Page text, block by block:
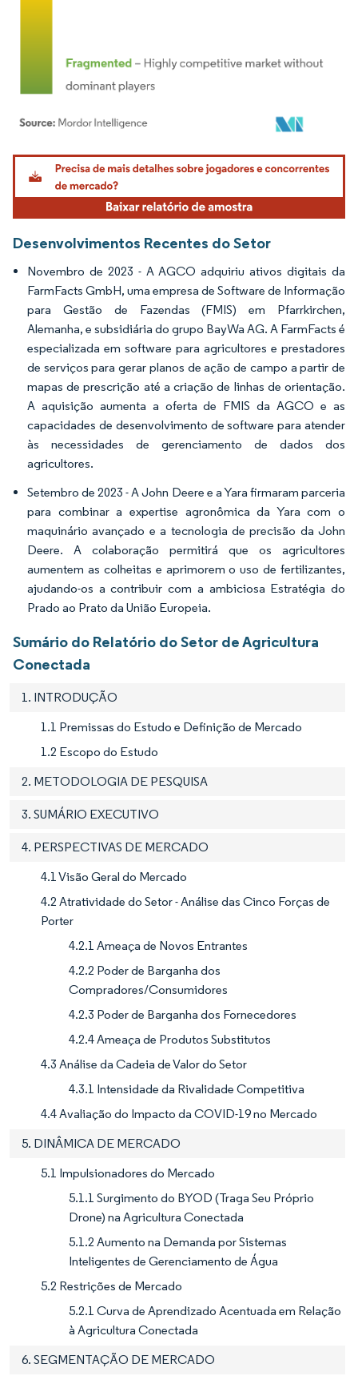
Imagem © Mordor Intelligence. O reuso requer atribuição conforme CC BY 4.0.
Desenvolvimentos Recentes do Setor
Novembro de 2023 - A AGCO adquiriu ativos digitais da
FarmFacts GmbH, uma empresa de Software de Informação
para Gestão de Fazendas (FMIS) em Pfarrkirchen,
Alemanha, e subsidiária do grupo BayWa AG. A FarmFacts é
especializada em software para agricultores e prestadores
de serviços para gerar planos de ação de campo a partir de
mapas de prescrição até a criação de linhas de orientação.
A aquisição aumenta a oferta de FMIS da AGCO e as
capacidades de desenvolvimento de software para atender
às necessidades de gerenciamento de dados dos
agricultores.
Setembro de 2023 - A John Deere e a Yara firmaram parceria
para combinar a expertise agronômica da Yara com o
maquinário avançado e a tecnologia de precisão da John
Deere. A colaboração permitirá que os agricultores
aumentem as colheitas e aprimorem o uso de fertilizantes,
ajudando-os a contribuir com a ambiciosa Estratégia do
Prado ao Prato da União Europeia.
Sumário do Relatório do Setor de Agricultura
Conectada
1. INTRODUÇÃO
1.1 Premissas do Estudo e Definição de Mercado
1.2 Escopo do Estudo
2. METODOLOGIA DE PESQUISA
3. SUMÁRIO EXECUTIVO
4. PERSPECTIVAS DE MERCADO
4.1 Visão Geral do Mercado
4.2 Atratividade do Setor - Análise das Cinco Forças de
Porter
4.2.1 Ameaça de Novos Entrantes
4.2.2 Poder de Barganha dos
Compradores/Consumidores
4.2.3 Poder de Barganha dos Fornecedores
4.2.4 Ameaça de Produtos Substitutos
4.3 Análise da Cadeia de Valor do Setor
4.3.1 Intensidade da Rivalidade Competitiva
4.4 Avaliação do Impacto da COVID-19 no Mercado
5. DINÂMICA DE MERCADO
5.1 Impulsionadores do Mercado
5.1.1 Surgimento do BYOD (Traga Seu Próprio
Drone) na Agricultura Conectada
5.1.2 Aumento na Demanda por Sistemas
Inteligentes de Gerenciamento de Água
5.2 Restrições de Mercado
5.2.1 Curva de Aprendizado Acentuada em Relação
à Agricultura Conectada
6. SEGMENTAÇÃO DE MERCADO